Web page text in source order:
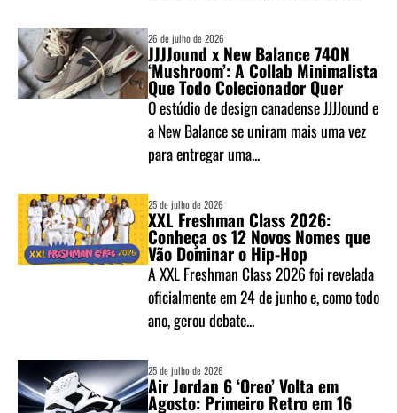
26 de julho de 2026
JJJJound x New Balance 740N
‘Mushroom’: A Collab Minimalista
Que Todo Colecionador Quer
O estúdio de design canadense JJJJound e
a New Balance se uniram mais uma vez
para entregar uma...
25 de julho de 2026
XXL Freshman Class 2026:
Conheça os 12 Novos Nomes que
Vão Dominar o Hip-Hop
A XXL Freshman Class 2026 foi revelada
oficialmente em 24 de junho e, como todo
ano, gerou debate...
25 de julho de 2026
Air Jordan 6 ‘Oreo’ Volta em
Agosto: Primeiro Retro em 16